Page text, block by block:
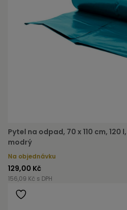
Pytel na odpad, 70 x 110 cm, 120
modrý
Na objednávku
129,00 Kč
156,09 Kč s DPH